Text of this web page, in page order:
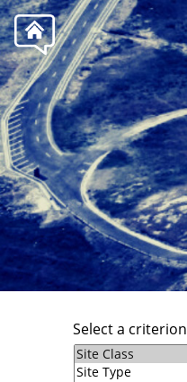
Select a criterion